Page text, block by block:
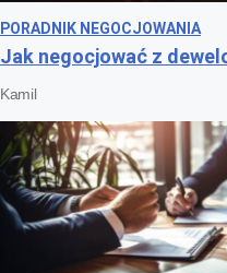
PORADNIK NEGOCJOWANIA
Jak negocjować z
Kamil